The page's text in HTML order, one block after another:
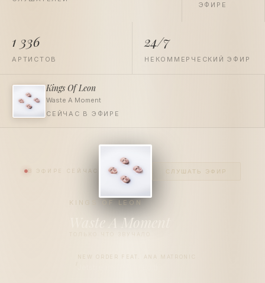
ЭФИРЕ
1 336
АРТИСТОВ
24/7
НЕКОММЕРЧЕСКИЙ ЭФИР
Kings Of Leon
Waste A Moment
СЕЙЧАС В ЭФИРЕ
В ЭФИРЕ СЕЙЧАС СЛУШАТЬ ЭФИР
KINGS OF LEON
Waste A Moment
NEW ORDER FEAT. ANA MATRONIC